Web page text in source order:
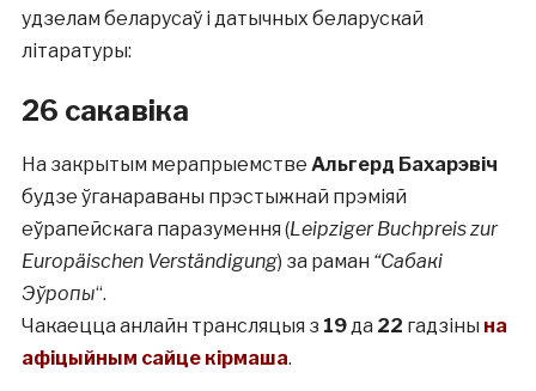
удзелам беларусаў і датычных беларускай
літаратуры:
26 сакавіка
На закрытым мерапрыемстве Альгерд Бахарэвіч
будзе ўганараваны прэстыжнай прэміяй
еўрапейскага паразумення (Leipziger Buchpreis zur
Europäischen Verständigung) за раман “Сабакі
Эўропы“.
Чакаецца анлайн трансляцыя з 19да 22 гадзіны на
афіцыйным сайце кірмаша.